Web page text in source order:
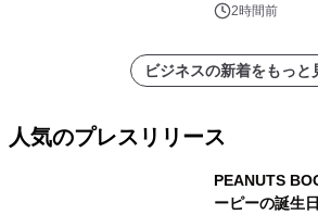
表2時間前
ビジネスの新着をもっと
人気のプレスリリース
PEANUTS
ーピーの誕生